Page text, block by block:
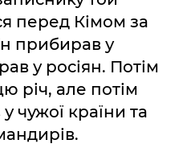
перед Кімом за
прибирав у
у росіян. Потім
річ, але потім
чужої країни та